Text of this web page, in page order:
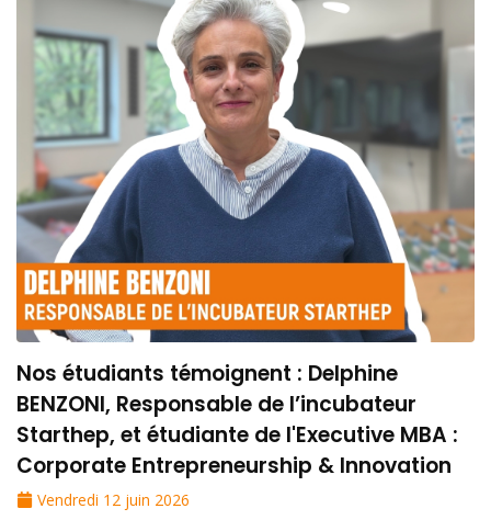
Nos étudiants témoignent : Delphine
BENZONI, Responsable de l’incubateur
Starthep, et étudiante de l'Executive MBA :
Corporate Entrepreneurship & Innovation
Vendredi 12 juin 2026